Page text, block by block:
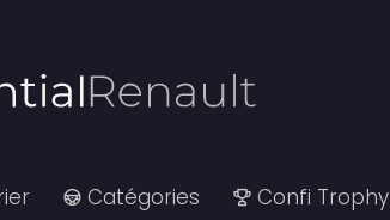
Catégories Confi Trophy